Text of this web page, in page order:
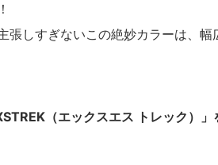
張しすぎないこの絶妙カラーは、
（エックスエス トレック）」